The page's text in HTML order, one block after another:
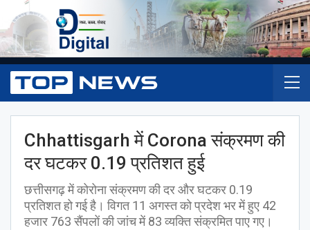
Chhattisgarh में Corona संक्रमण की
दर घटकर 0.19 प्रतिशत हुई
छत्तीसगढ़ में कोरोना संक्रमण की दर और घटकर 0.19
प्रतिशत हो गई है। विगत 11 अगस्त को प्रदेश भर में हुए 42
हजार 763 सैंपलों की जांच में 83 व्यक्ति संक्रमित पाए गए।